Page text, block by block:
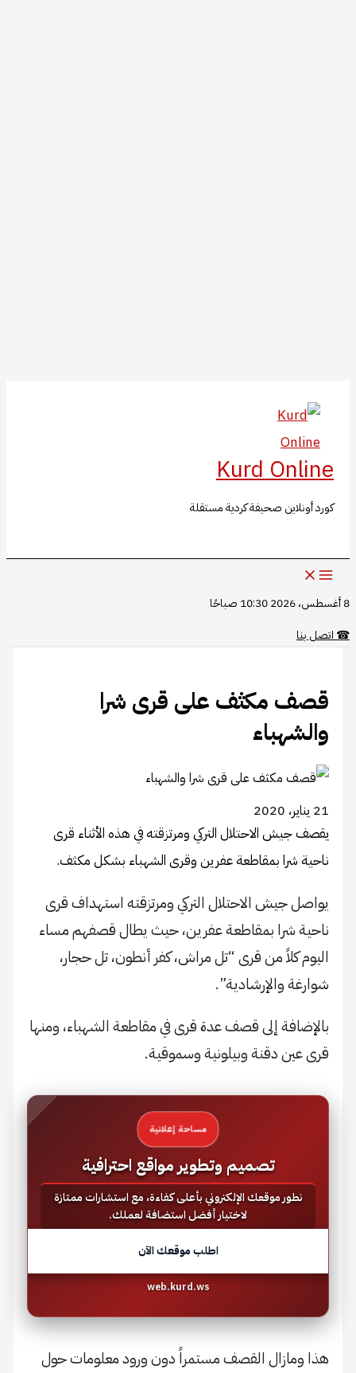
المحتوى
Kurd Online
كورد أونلاين صحيفة كردية مستقلة
8 أغسطس، 2026 10:30 صباحًا
☎اتصل بنا
قصف مكثف على قرى شرا
والشهباء
21 يناير، 2020
يقصف جيش الاحتلال التركي ومرتزقته في هذه الأثناء قرى
ناحية شرا بمقاطعة عفرين وقرى الشهباء بشكل مكثف.
يواصل جيش الاحتلال التركي ومرتزقته استهداف قرى
ناحية شرا بمقاطعة عفرين، حيث يطال قصفهم مساء
اليوم كلاً من قرى “تل مراش، كفر أنطون، تل حجار،
شوارغة والإرشادية”.
بالإضافة إلى قصف عدة قرى في مقاطعة الشهباء، ومنها
قرى عين دقنة وبيلونية وسموقية.
مساحة إعلانية
تصميم وتطوير مواقع احترافية
نطور موقعك الإلكتروني بأعلى كفاءة، مع استشارات ممتازة
لاختيار أفضل استضافة لعملك.
اطلب موقعك الآن
web.kurd.ws
هذا ومازال القصف مستمراً دون ورود معلومات حول